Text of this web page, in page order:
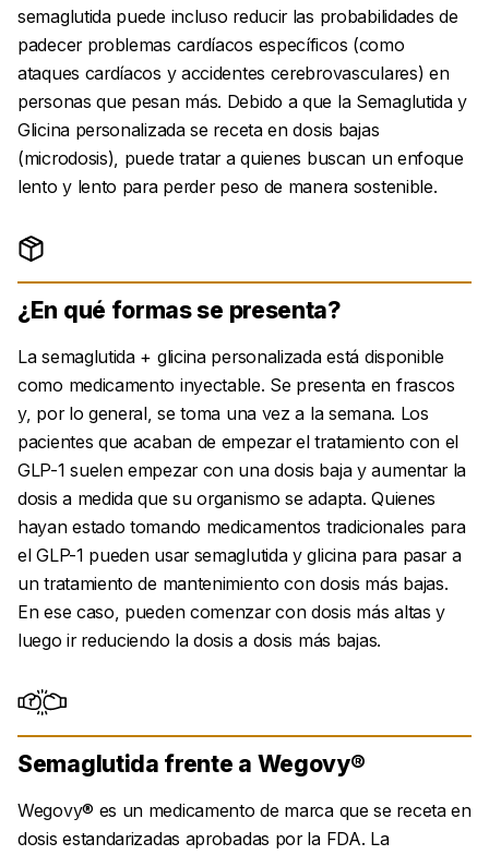
semaglutida puede incluso reducir las probabilidades de
padecer problemas cardíacos específicos (como
ataques cardíacos y accidentes cerebrovasculares) en
personas que pesan más. Debido a que la Semaglutida y
Glicina personalizada se receta en dosis bajas
(microdosis), puede tratar a quienes buscan un enfoque
lento y lento para perder peso de manera sostenible.
¿En qué formas se presenta?
La semaglutida + glicina personalizada está disponible
como medicamento inyectable. Se presenta en frascos
y, por lo general, se toma una vez a la semana. Los
pacientes que acaban de empezar el tratamiento con el
GLP-1 suelen empezar con una dosis baja y aumentar la
dosis a medida que su organismo se adapta. Quienes
hayan estado tomando medicamentos tradicionales para
el GLP-1 pueden usar semaglutida y glicina para pasar a
un tratamiento de mantenimiento con dosis más bajas.
En ese caso, pueden comenzar con dosis más altas y
luego ir reduciendo la dosis a dosis más bajas.
Semaglutida frente a Wegovy®
Wegovy® es un medicamento de marca que se receta en
dosis estandarizadas aprobadas por la FDA. La